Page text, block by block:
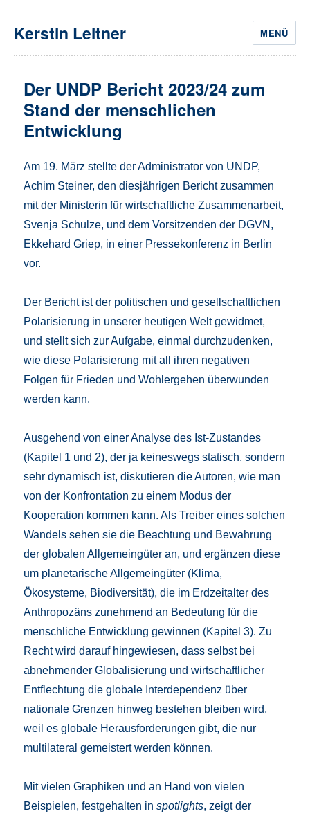
Kerstin Leitner MENÜ
Der UNDP Bericht 2023/24 zum
Stand der menschlichen
Entwicklung
Am 19. März stellte der Administrator von UNDP,
Achim Steiner, den diesjährigen Bericht zusammen
mit der Ministerin für wirtschaftliche Zusammenarbeit,
Svenja Schulze, und dem Vorsitzenden der DGVN,
Ekkehard Griep, in einer Pressekonferenz in Berlin
vor.
Der Bericht ist der politischen und gesellschaftlichen
Polarisierung in unserer heutigen Welt gewidmet,
und stellt sich zur Aufgabe, einmal durchzudenken,
wie diese Polarisierung mit all ihren negativen
Folgen für Frieden und Wohlergehen überwunden
werden kann.
Ausgehend von einer Analyse des Ist-Zustandes
(Kapitel 1 und 2), der ja keineswegs statisch, sondern
sehr dynamisch ist, diskutieren die Autoren, wie man
von der Konfrontation zu einem Modus der
Kooperation kommen kann. Als Treiber eines solchen
Wandels sehen sie die Beachtung und Bewahrung
der globalen Allgemeingüter an, und ergänzen diese
um planetarische Allgemeingüter (Klima,
Ökosysteme, Biodiversität), die im Erdzeitalter des
Anthropozäns zunehmend an Bedeutung für die
menschliche Entwicklung gewinnen (Kapitel 3). Zu
Recht wird darauf hingewiesen, dass selbst bei
abnehmender Globalisierung und wirtschaftlicher
Entflechtung die globale Interdependenz über
nationale Grenzen hinweg bestehen bleiben wird,
weil es globale Herausforderungen gibt, die nur
multilateral gemeistert werden können.
Mit vielen Graphiken und an Hand von vielen
Beispielen, festgehalten inspotlights, zeigt der